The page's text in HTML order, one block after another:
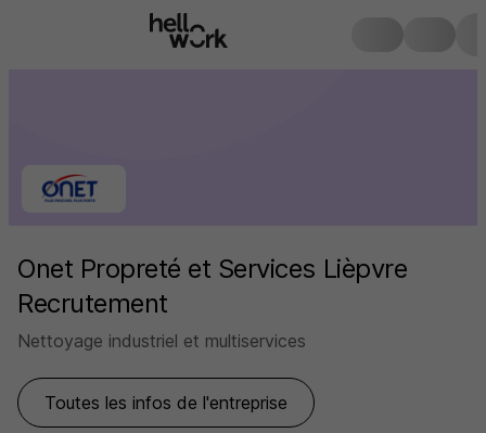
Onet Propreté et Services Lièpvre
Recrutement
Nettoyage industriel et multiservices
Toutes les infos de l'entreprise